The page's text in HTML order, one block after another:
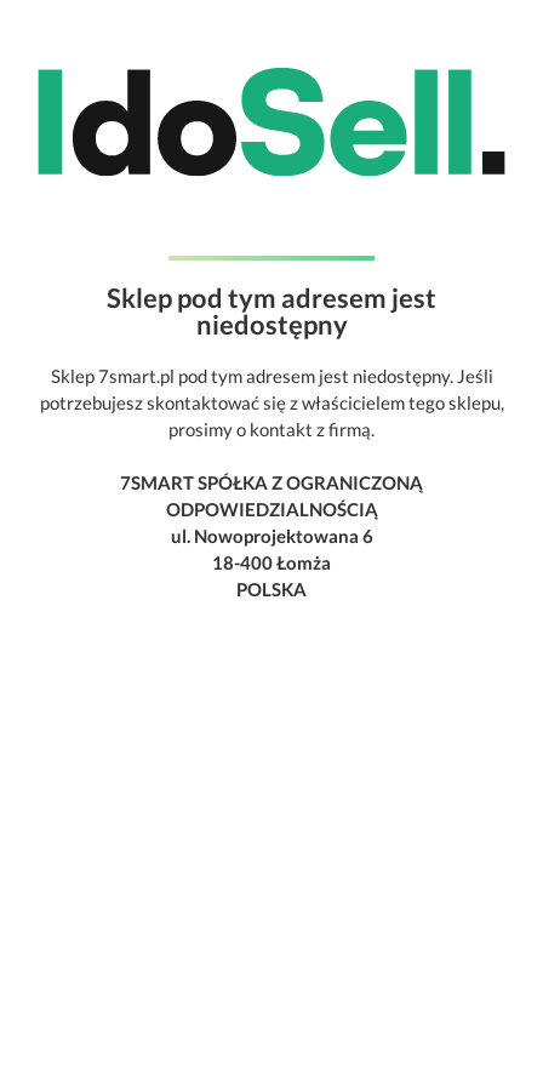
Sklep pod tym adresem jest
niedostępny
Sklep 7smart.pl pod tym adresem jest niedostępny. Jeśli
potrzebujesz skontaktować się z właścicielem tego sklepu,
prosimy o kontakt z firmą.
7SMART SPÓŁKA Z OGRANICZONĄ
ODPOWIEDZIALNOŚCIĄ
ul. Nowoprojektowana 6
18-400 Łomża
POLSKA